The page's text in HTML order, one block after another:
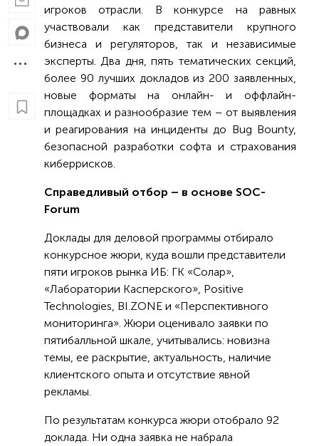
игроков отрасли. В конкурсе на равных
участвовали как представители крупного
бизнеса и регуляторов, так и независимые
эксперты. Два дня, пять тематических секций,
более 90 лучших докладов из 200 заявленных,
новые форматы на онлайн- и оффлайн-
площадках и разнообразие тем – от выявления
и реагирования на инциденты до Bug Bounty,
безопасной разработки софта и страхования
киберрисков.
Справедливый отбор – в основе SOC-
Forum
Доклады для деловой программы отбирало
конкурсное жюри, куда вошли представители
пяти игроков рынка ИБ: ГК «Солар»,
«Лаборатории Касперского», Positive
Technologies, BI.ZONE и «Перспективного
мониторинга». Жюри оценивало заявки по
пятибалльной шкале, учитывались: новизна
темы, ее раскрытие, актуальность, наличие
клиентского опыта и отсутствие явной
рекламы.
По результатам конкурса жюри отобрало 92
доклада. Ни одна заявка не набрала